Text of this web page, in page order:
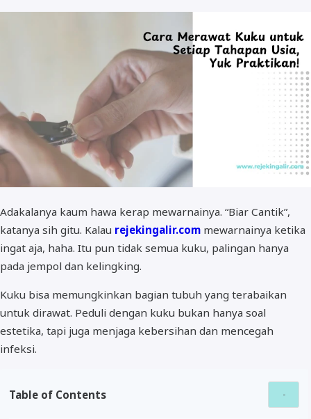
Adakalanya kaum hawa kerap mewarnainya. “Biar Cantik”,
katanya sih gitu. Kalau rejekingalir.com mewarnainya ketika
ingat aja, haha. Itu pun tidak semua kuku, palingan hanya
pada jempol dan kelingking.
Kuku bisa memungkinkan bagian tubuh yang terabaikan
untuk dirawat. Peduli dengan kuku bukan hanya soal
estetika, tapi juga menjaga kebersihan dan mencegah
infeksi.
Table of Contents